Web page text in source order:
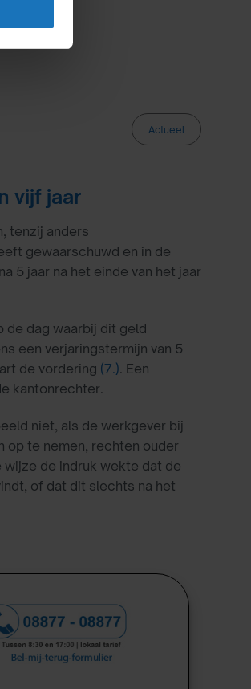
Actueel
vijf jaar
tenzij anders
gewaarschuwd en in de
5 jaar na het einde van het jaar
de dag waarbij dit geld
een verjaringstermijn van 5
de vordering (7.). Een
kantonrechter.
niet, als de werkgever bij
op te nemen, rechten ouder
wijze de indruk wekte dat de
of dat dit slechts na het